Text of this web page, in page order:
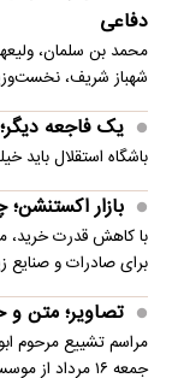
دفاعی
محمد بن سلمان،
شهباز شریف،
یک فاجعه
باشگاه استقلال باید
بازار
با کاهش قدرت خرید،
برای صادرات و صنایع
تصاویر؛ متن و
مراسم تشییع مرحوم
جمعه ۱۶ مرداد از موسسه اطلاعات برگزار شد.